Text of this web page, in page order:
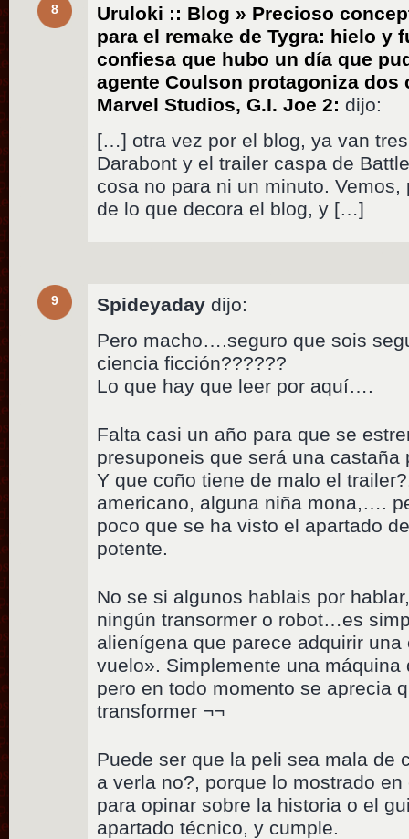
8
Uruloki :: Blog » Precioso
para el remake de Tygra: hielo y
confiesa que hubo un día que
agente Coulson protagoniza dos
Marvel Studios, G.I. Joe 2: dijo:
[…] otra vez por el blog, ya van
Darabont y el trailer caspa de
cosa no para ni un minuto.
de lo que decora el blog, y […]
9 Spideyaday dijo:
Pero macho….seguro que sois
ciencia ficción??????
Lo que hay que leer por aquí….
Falta casi un año para que se
presuponeis que será una castaña
Y que coño tiene de malo el
americano, alguna niña mona,….
poco que se ha visto el apartado
potente.
No se si algunos hablais por
ningún transormer o robot…es
alienígena que parece adquirir
vuelo». Simplemente una
pero en todo momento se aprecia
transformer ¬¬
Puede ser que la peli sea mala de
a verla no?, porque lo mostrado
para opinar sobre la historia o el
apartado técnico, y cumple.